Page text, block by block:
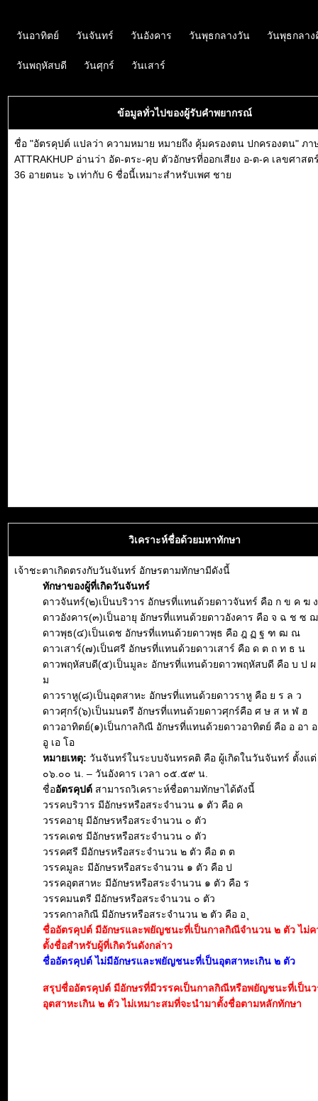
วันอาทิตย์ วันจันทร์ วันอังคาร วันพุธกลางวัน วันพุธกลา
วันพฤหัสบดี วันศุกร์ วันเสาร์
ข้อมูลทั่วไปของผู้รับคำพยากรณ์
ชื่อ "อัตรคุปต์ แปลว่า ความหมาย หมายถึง คุ้มครองตน ปกครองตน" ภา
ATTRAKHUP อ่านว่า อัด-ตระ-คุบ ตัวอักษรที่ออกเสียง อ-ต-ค เลขศาสต
36 อายตนะ ๖ เท่ากับ 6 ชื่อนี้เหมาะสำหรับเพศ ชาย
วิเคราะห์ชื่อด้วยมหาทักษา
เจ้าชะตาเกิดตรงกับวันจันทร์ อักษรตามทักษามีดังนี้
ทักษาของผู้ที่เกิดวันจันทร์
ดาวจันทร์(๒)เป็นบริวาร อักษรที่แทนด้วยดาวจันทร์ คือ ก ข ค ฆ ง
ดาวอังคาร(๓)เป็นอายุ อักษรที่แทนด้วยดาวอังคาร คือ จ ฉ ช ซ
ดาวพุธ(๔)เป็นเดช อักษรที่แทนด้วยดาวพุธ คือ ฎ ฏ ฐ ฑ ฒ ณ
ดาวเสาร์(๗)เป็นศรี อักษรที่แทนด้วยดาวเสาร์ คือ ด ต ถ ท ธ น
ดาวพฤหัสบดี(๕)เป็นมูละ อักษรที่แทนด้วยดาวพฤหัสบดี คือ บ ป
ม
ดาวราหู(๘)เป็นอุตสาหะ อักษรที่แทนด้วยดาวราหู คือ ย ร ล ว
ดาวศุกร์(๖)เป็นมนตรี อักษรที่แทนด้วยดาวศุกร์คือ ศ ษ ส ห ฬ ฮ
ดาวอาทิตย์(๑)เป็นกาลกิณี อักษรที่แทนด้วยดาวอาทิตย์ คือ อ อา
อู เอ โอ
หมายเหตุ: วันจันทร์ในระบบจันทรคติ คือ ผู้เกิดในวันจันทร์ ตั้งแต่
๐๖.๐๐ น. – วันอังคาร เวลา ๐๕.๕๙ น.
ชื่ออัตรคุปต์ สามารถวิเคราะห์ชื่อตามทักษาได้ดังนี้
วรรคบริวาร มีอักษรหรือสระจำนวน ๑ ตัว คือ ค
วรรคอายุ มีอักษรหรือสระจำนวน ๐ ตัว
วรรคเดช มีอักษรหรือสระจำนวน ๐ ตัว
วรรคศรี มีอักษรหรือสระจำนวน ๒ ตัว คือ ต ต
วรรคมูละ มีอักษรหรือสระจำนวน ๑ ตัว คือ ป
วรรคอุตสาหะ มีอักษรหรือสระจำนวน ๑ ตัว คือ ร
วรรคมนตรี มีอักษรหรือสระจำนวน ๐ ตัว
วรรคกาลกิณี มีอักษรหรือสระจำนวน ๒ ตัว คือ อ ุ
ชื่ออัตรคุปต์ มีอักษรและพยัญชนะที่เป็นกาลกิณีจำนวน ๒ ตัว ไม่ค
ตั้งชื่อสำหรับผู้ที่เกิดวันดังกล่าว
ชื่ออัตรคุปต์ ไม่มีอักษรและพยัญชนะที่เป็นอุตสาหะเกิน ๒ ตัว
สรุปชื่ออัตรคุปต์ มีอักษรที่มีวรรคเป็นกาลกิณีหรือพยัญชนะที่เป็นว
อุตสาหะเกิน ๒ ตัว ไม่เหมาะสมที่จะนำมาตั้งชื่อตามหลักทักษา